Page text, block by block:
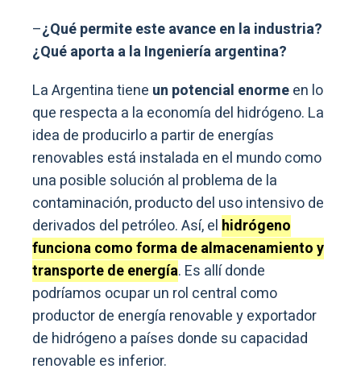
–¿Qué permite este avance en la industria?
¿Qué aporta a la Ingeniería argentina?
La Argentina tiene un potencial enormeen lo
que respecta a la economía del hidrógeno. La
idea de producirlo a partir de energías
renovables está instalada en el mundo como
una posible solución al problema de la
contaminación, producto del uso intensivo de
derivados del petróleo. Así, el hidrógeno
funciona como forma de almacenamiento y
transporte de energía. Es allí donde
podríamos ocupar un rol central como
productor de energía renovable y exportador
de hidrógeno a países donde su capacidad
renovable es inferior.